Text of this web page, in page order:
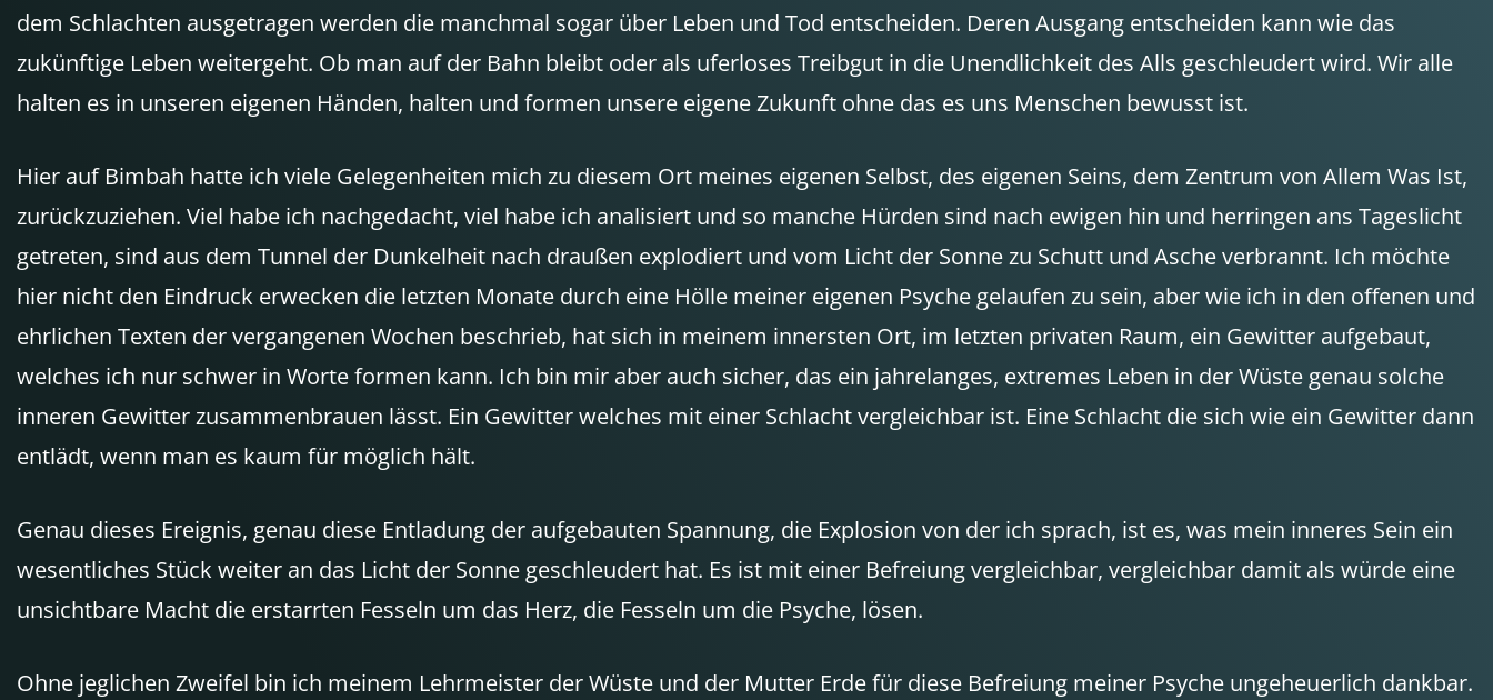
dem Schlachten ausgetragen werden die manchmal sogar über Leben und Tod entscheiden. Deren Ausgang entscheiden kann wie das
zukünftige Leben weitergeht. Ob man auf der Bahn bleibt oder als uferloses Treibgut in die Unendlichkeit des Alls geschleudert wird. Wir alle
halten es in unseren eigenen Händen, halten und formen unsere eigene Zukunft ohne das es uns Menschen bewusst ist.
Hier auf Bimbah hatte ich viele Gelegenheiten mich zu diesem Ort meines eigenen Selbst, des eigenen Seins, dem Zentrum von Allem Was Ist,
zurückzuziehen. Viel habe ich nachgedacht, viel habe ich analisiert und so manche Hürden sind nach ewigen hin und herringen ans Tageslicht
getreten, sind aus dem Tunnel der Dunkelheit nach draußen explodiert und vom Licht der Sonne zu Schutt und Asche verbrannt. Ich möchte
hier nicht den Eindruck erwecken die letzten Monate durch eine Hölle meiner eigenen Psyche gelaufen zu sein, aber wie ich in den offenen und
ehrlichen Texten der vergangenen Wochen beschrieb, hat sich in meinem innersten Ort, im letzten privaten Raum, ein Gewitter aufgebaut,
welches ich nur schwer in Worte formen kann. Ich bin mir aber auch sicher, das ein jahrelanges, extremes Leben in der Wüste genau solche
inneren Gewitter zusammenbrauen lässt. Ein Gewitter welches mit einer Schlacht vergleichbar ist. Eine Schlacht die sich wie ein Gewitter dann
entlädt, wenn man es kaum für möglich hält.
Genau dieses Ereignis, genau diese Entladung der aufgebauten Spannung, die Explosion von der ich sprach, ist es, was mein inneres Sein ein
wesentliches Stück weiter an das Licht der Sonne geschleudert hat. Es ist mit einer Befreiung vergleichbar, vergleichbar damit als würde eine
unsichtbare Macht die erstarrten Fesseln um das Herz, die Fesseln um die Psyche, lösen.
Ohne jeglichen Zweifel bin ich meinem Lehrmeister der Wüste und der Mutter Erde für diese Befreiung meiner Psyche ungeheuerlich dankbar.